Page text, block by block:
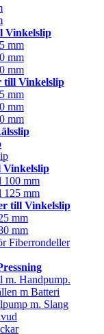
Vinkelslip
mm
mm
mm
till Vinkelslip
mm
mm
mm
Vinkelslip
100 mm
125 mm
till Vinkelslip
mm
mm
Fiberrondeller
m. Handpump.
m Batteri
m. Slang